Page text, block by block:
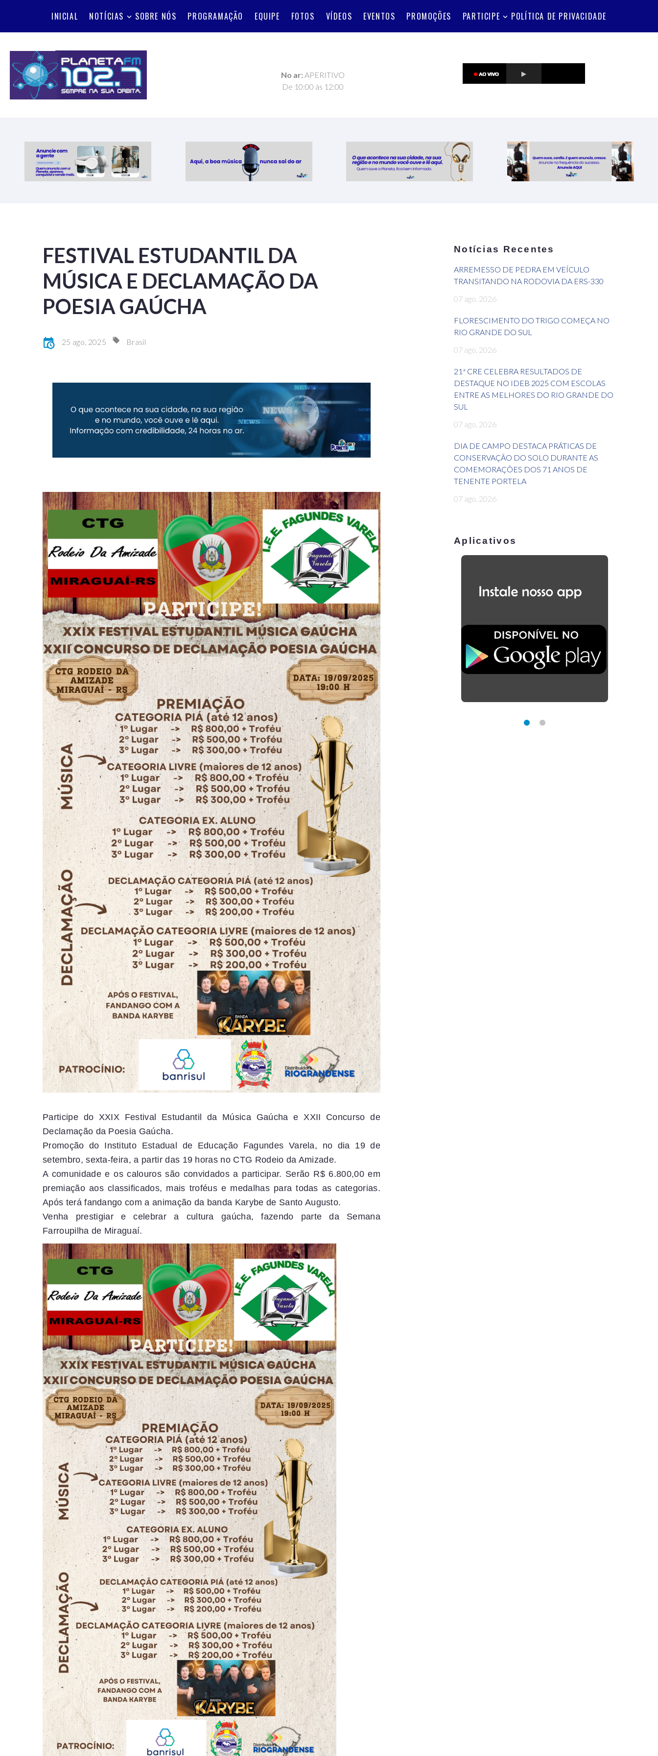
INICIAL NOTÍCIAS SOBRE NÓS PROGRAMAÇÃO EQUIPE FOTOS VÍDEOS EVENTOS PROMOÇÕES PARTICIPE POLÍTICA DE PRIVACIDADE
No ar: APERITIVO
De 10:00 às 12:00
FESTIVAL ESTUDANTIL DA
MÚSICA E DECLAMAÇÃO DA
POESIA GAÚCHA
25 ago, 2025 Brasil
Participe do XXIX Festival Estudantil da Música Gaúcha e XXII Concurso de
Declamação da Poesia Gaúcha.
Promoção do Instituto Estadual de Educação Fagundes Varela, no dia 19 de
setembro, sexta-feira, a partir das 19 horas no CTG Rodeio da Amizade.
A comunidade e os calouros são convidados a participar. Serão R$ 6.800,00 em
premiação aos classificados, mais troféus e medalhas para todas as categorias.
Após terá fandango com a animação da banda Karybe de Santo Augusto.
Venha prestigiar e celebrar a cultura gaúcha, fazendo parte da Semana
Farroupilha de Miraguaí.
Notícias Recentes
ARREMESSO DE PEDRA EM VEÍCULO
TRANSITANDO NA RODOVIA DA ERS-330
07 ago, 2026
FLORESCIMENTO DO TRIGO COMEÇA NO
RIO GRANDE DO SUL
07 ago, 2026
21ª CRE CELEBRA RESULTADOS DE
DESTAQUE NO IDEB 2025 COM ESCOLAS
ENTRE AS MELHORES DO RIO GRANDE DO
SUL
07 ago, 2026
DIA DE CAMPO DESTACA PRÁTICAS DE
CONSERVAÇÃO DO SOLO DURANTE AS
COMEMORAÇÕES DOS 71 ANOS DE
TENENTE PORTELA
07 ago, 2026
Aplicativos